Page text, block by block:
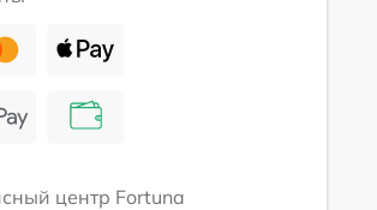
центр Fortuna